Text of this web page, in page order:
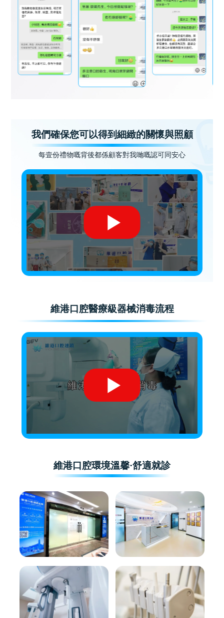
我們確保您可以得到細緻的關懷與照顧
每壹份禮物嘅背後都係顧客對我哋嘅認可同安心
維港口腔醫療級器械消毒流程
維港口腔環境溫馨·舒適就診